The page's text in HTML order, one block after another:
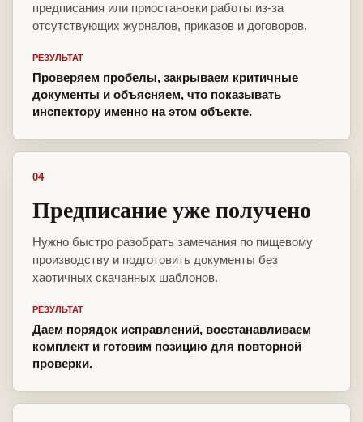
предписания или приостановки работы из-за
отсутствующих журналов, приказов и договоров.
РЕЗУЛЬТАТ
Проверяем пробелы, закрываем критичные
документы и объясняем, что показывать
инспектору именно на этом объекте.
04
Предписание уже получено
Нужно быстро разобрать замечания по пищевому
производству и подготовить документы без
хаотичных скачанных шаблонов.
РЕЗУЛЬТАТ
Даем порядок исправлений, восстанавливаем
комплект и готовим позицию для повторной
проверки.